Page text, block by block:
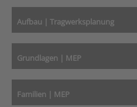
Aufbau | Tragwerksplanung
Grundlagen | MEP
Familien | MEP